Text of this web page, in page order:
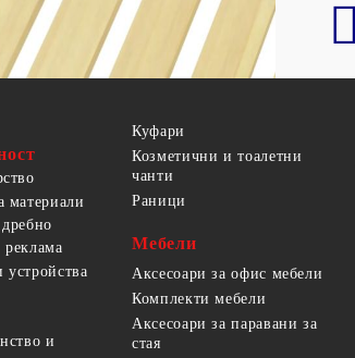
материали
и
Куфари
Козметични и тоалетни
чанти
Раници
Мебели
Аксесоари за офис мебели
Комплекти мебели
Аксесоари за паравани за
стая